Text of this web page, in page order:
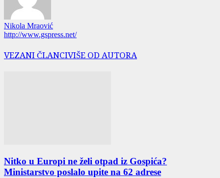
Nikola Mraović
http://www.gspress.net/
VEZANI ČLANCIVIŠE OD AUTORA
Nitko u Europi ne želi otpad iz Gospića?
Ministarstvo poslalo upite na 62 adrese